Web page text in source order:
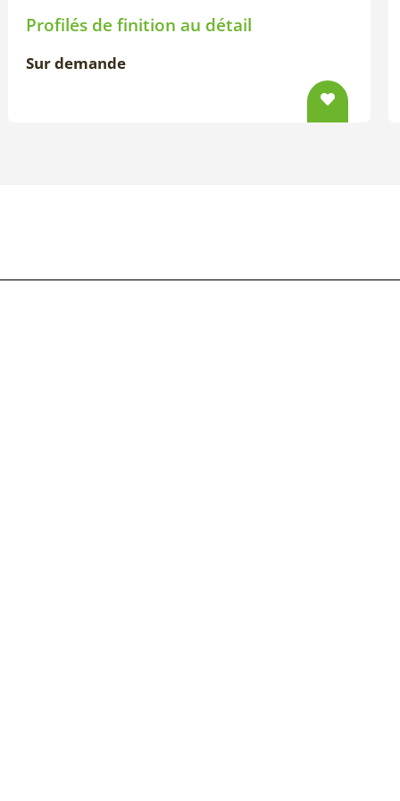
Profilés de finition au détail
Sur demande